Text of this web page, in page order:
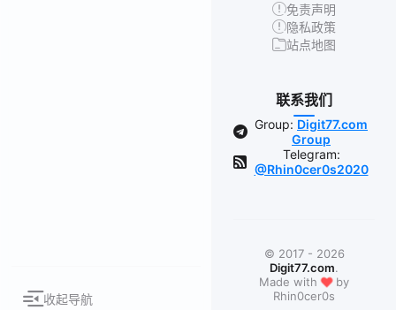
收起导航
免责声明
隐私政策
站点地图
联系我们
Group: Digit77.com
Group
Telegram:
@Rhin0cer0s2020
© 2017 - 2026
Digit77.com.
Made with❤by
Rhin0cer0s